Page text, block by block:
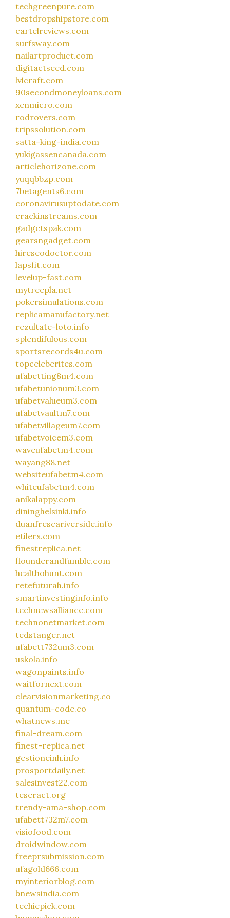
techgreenpure.com
bestdropshipstore.com
cartelreviews.com
surfsway.com
nailartproduct.com
digitactseed.com
lvlcraft.com
90secondmoneyloans.com
xenmicro.com
rodrovers.com
tripssolution.com
satta-king-india.com
yukigassencanada.com
articlehorizone.com
yuqqbbzp.com
7betagents6.com
coronavirusuptodate.com
crackinstreams.com
gadgetspak.com
gearsngadget.com
hireseodoctor.com
lapsfit.com
levelup-fast.com
mytreepla.net
pokersimulations.com
replicamanufactory.net
rezultate-loto.info
splendifulous.com
sportsrecords4u.com
topceleberites.com
ufabetting8m4.com
ufabetunionum3.com
ufabetvalueum3.com
ufabetvaultm7.com
ufabetvillageum7.com
ufabetvoicem3.com
waveufabetm4.com
wayang88.net
websiteufabetm4.com
whiteufabetm4.com
anikalappy.com
dininghelsinki.info
duanfrescariverside.info
etilerx.com
finestreplica.net
flounderandfumble.com
healthohunt.com
retefuturah.info
smartinvestinginfo.info
technewsalliance.com
technonetmarket.com
tedstanger.net
ufabett732um3.com
uskola.info
wagonpaints.info
waitfornext.com
clearvisionmarketing.co
quantum-code.co
whatnews.me
final-dream.com
finest-replica.net
gestioneinh.info
prosportdaily.net
salesinvest22.com
teseract.org
trendy-ama-shop.com
ufabett732m7.com
visiofood.com
droidwindow.com
freeprsubmission.com
ufagold666.com
myinteriorblog.com
bnewsindia.com
techiepick.com